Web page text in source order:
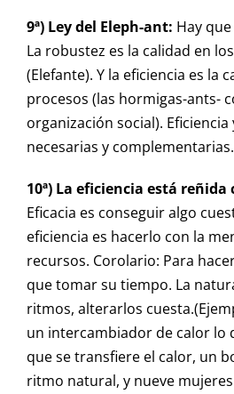
9ª) Ley del Eleph-ant: Hay
La robustez es la calidad en
(Elefante). Y la eficiencia es la
procesos (las hormigas-ants-
organización social).
necesarias y complementarias.
10ª) La eficiencia está reñida
Eficacia es conseguir algo
eficiencia es hacerlo con la
recursos. Corolario: Para
que tomar su tiempo. La
ritmos, alterarlos
un intercambiador de calor lo
que se transfiere el calor, un
ritmo natural, y nueve